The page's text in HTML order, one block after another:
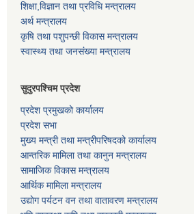
शिक्षा,विज्ञान तथा प्रविधि मन्त्रालय
अर्थ मन्त्रालय
कृषि तथा पशुपन्छी विकास मन्त्रालय
स्वास्थ्य तथा जनसंख्या मन्त्रालय
सुदुरपश्चिम प्रदेश
प्रदेश प्रमुखको कार्यालय
प्रदेश सभा
मुख्य मन्त्री तथा मन्त्रीपरिषदको कार्यालय
आन्तरिक मामिला तथा कानुन मन्त्रालय
सामाजिक विकास मन्त्रालय
आर्थिक मामिला मन्त्रालय
उद्याेग पर्यटन वन तथा वातावरण मन्त्रालय